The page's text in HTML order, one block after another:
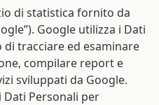
di statistica fornito da
Google utilizza i Dati
tracciare ed esaminare
compilare report e
sviluppati da Google.
Personali per